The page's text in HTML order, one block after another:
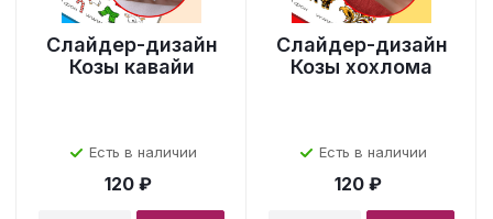
Слайдер-дизайн
Козы кавайи
Есть в наличии
120 ₽
Слайдер-дизайн
Козы хохлома
Есть в наличии
120 ₽